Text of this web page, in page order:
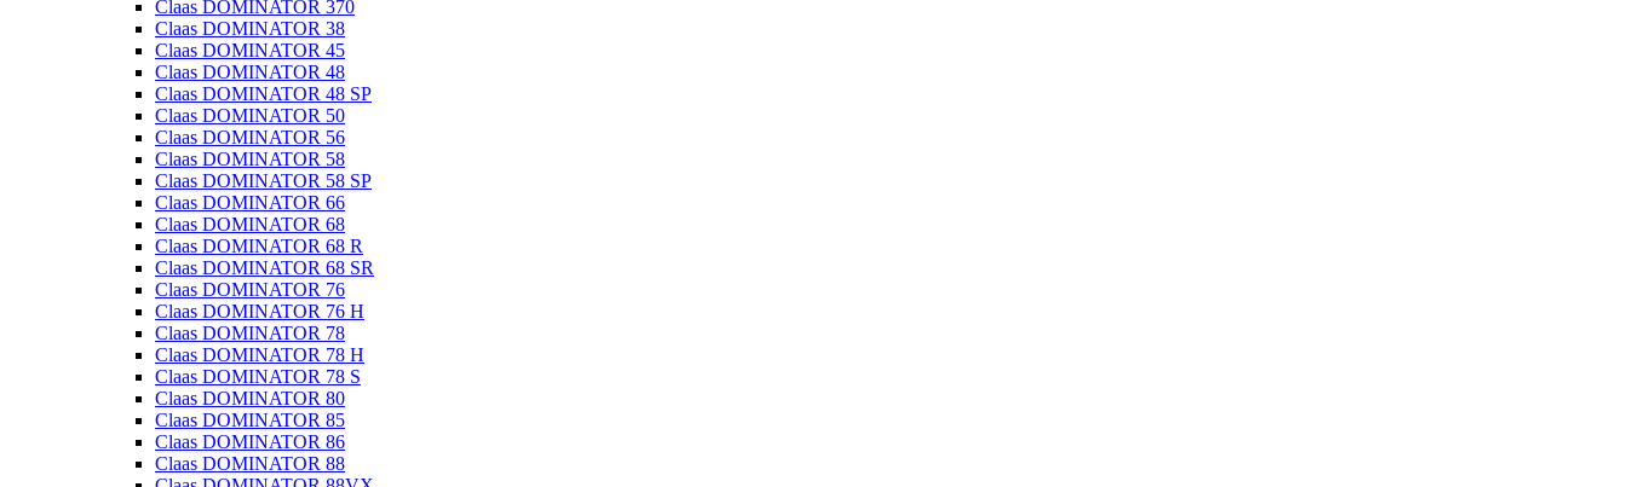
Claas DOMINATOR 370
Claas DOMINATOR 38
Claas DOMINATOR 45
Claas DOMINATOR 48
Claas DOMINATOR 48 SP
Claas DOMINATOR 50
Claas DOMINATOR 56
Claas DOMINATOR 58
Claas DOMINATOR 58 SP
Claas DOMINATOR 66
Claas DOMINATOR 68
Claas DOMINATOR 68 R
Claas DOMINATOR 68 SR
Claas DOMINATOR 76
Claas DOMINATOR 76 H
Claas DOMINATOR 78
Claas DOMINATOR 78 H
Claas DOMINATOR 78 S
Claas DOMINATOR 80
Claas DOMINATOR 85
Claas DOMINATOR 86
Claas DOMINATOR 88